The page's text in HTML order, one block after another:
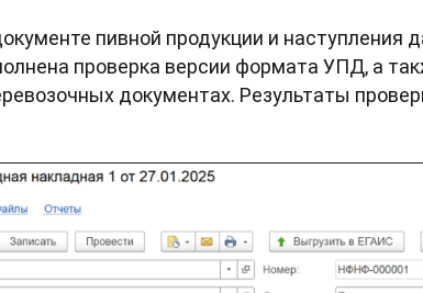
пивной продукции и
проверка версии формата УПД, а
документах. Результаты